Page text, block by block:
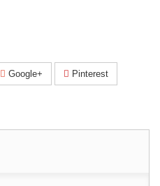
Google+
Pinterest